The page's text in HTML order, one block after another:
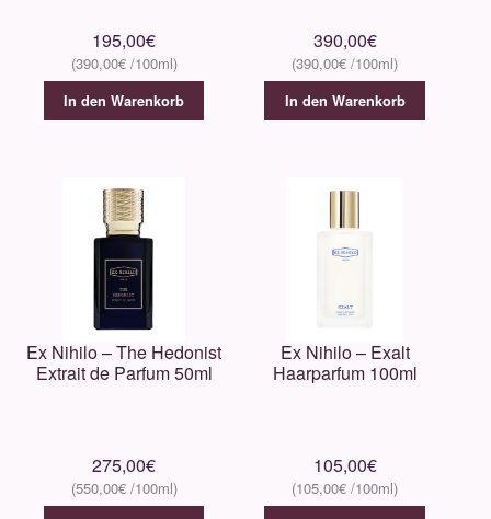
Parfums D’Elmar
PARFUMS de MARLY
Pierre Guillaume
Philly & Phill
Régalien
Roja Parfums
Schwarzlose
195,00€
390,00€
In den Warenkorb
390,00€
390,00€
In den Warenkorb
Ex Nihilo – The Hedonist
Extrait de Parfum 50ml
275,00€
550,00€
Ex Nihilo – Exalt
Haarparfum 100ml
105,00€
105,00€